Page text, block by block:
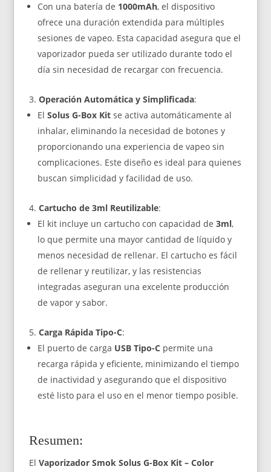
Con una batería de 1000mAh, el dispositivo
ofrece una duración extendida para múltiples
sesiones de vapeo. Esta capacidad asegura que el
vaporizador pueda ser utilizado durante todo el
día sin necesidad de recargar con frecuencia.
Operación Automática y Simplificada:
ElSolus G-Box Kit se activa automáticamente al
inhalar, eliminando la necesidad de botones y
proporcionando una experiencia de vapeo sin
complicaciones. Este diseño es ideal para quienes
buscan simplicidad y facilidad de uso.
Cartucho de 3ml Reutilizable:
El kit incluye un cartucho con capacidad de3ml,
lo que permite una mayor cantidad de líquido y
menos necesidad de rellenar. El cartucho es fácil
de rellenar y reutilizar, y las resistencias
integradas aseguran una excelente producción
de vapor y sabor.
Carga Rápida Tipo-C:
El puerto de carga USB Tipo-C permite una
recarga rápida y eficiente, minimizando el tiempo
de inactividad y asegurando que el dispositivo
esté listo para el uso en el menor tiempo posible.
Resumen:
ElVaporizador Smok Solus G-Box Kit – Color